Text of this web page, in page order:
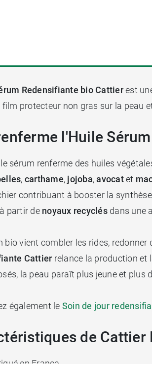
Redensifiante bio Cattierest
film protecteur non gras sur la peau
l'Huile
sérum renferme des huiles
, carthame, jojoba,avocatet
contribuant à booster la
partir denoyaux recyclés dans une
bio vient combler les rides,
Cattier relance la production et
la peau paraît plus jeune et plus
également le Soin de jour
de Cattier
en France